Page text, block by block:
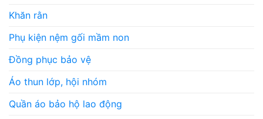
Khăn rằn
Phụ kiện nệm gối mầm non
Đồng phục bảo vệ
Áo thun lớp, hội nhóm
Quần áo bảo hộ lao động